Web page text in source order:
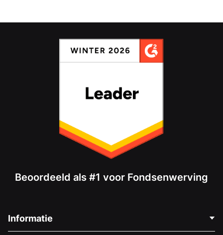
Beoordeeld als #1 voor Fondsenwerving
Informatie